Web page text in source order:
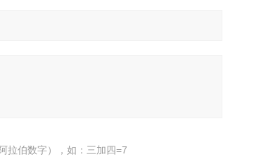
拉伯数字），如：三加四=7